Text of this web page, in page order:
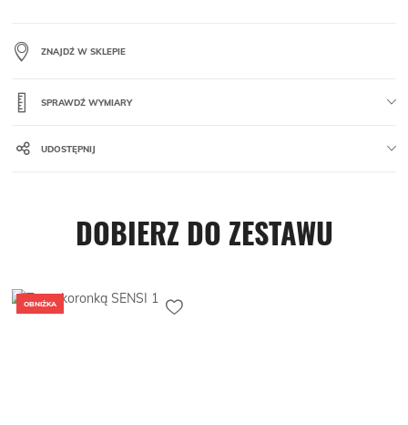
ZNAJDŹ W SKLEPIE
SPRAWDŹ WYMIARY
UDOSTĘPNIJ
DOBIERZ DO ZESTAWU
OBNIŻKA